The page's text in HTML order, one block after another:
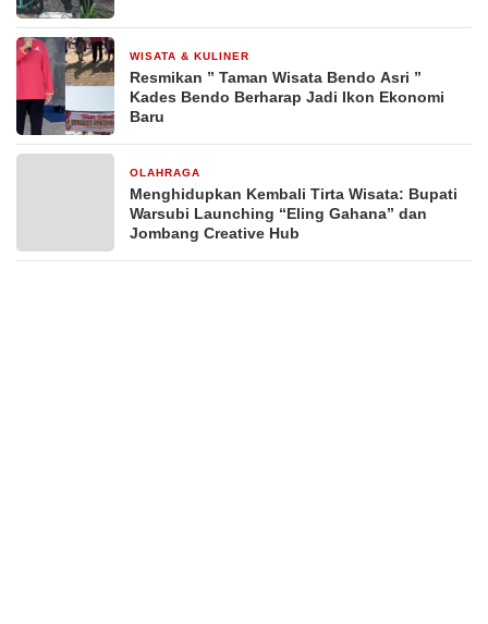
WISATA & KULINER
Resmikan ” Taman Wisata Bendo Asri ”
Kades Bendo Berharap Jadi Ikon Ekonomi
Baru
OLAHRAGA
Menghidupkan Kembali Tirta Wisata: Bupati
Warsubi Launching “Eling Gahana” dan
Jombang Creative Hub